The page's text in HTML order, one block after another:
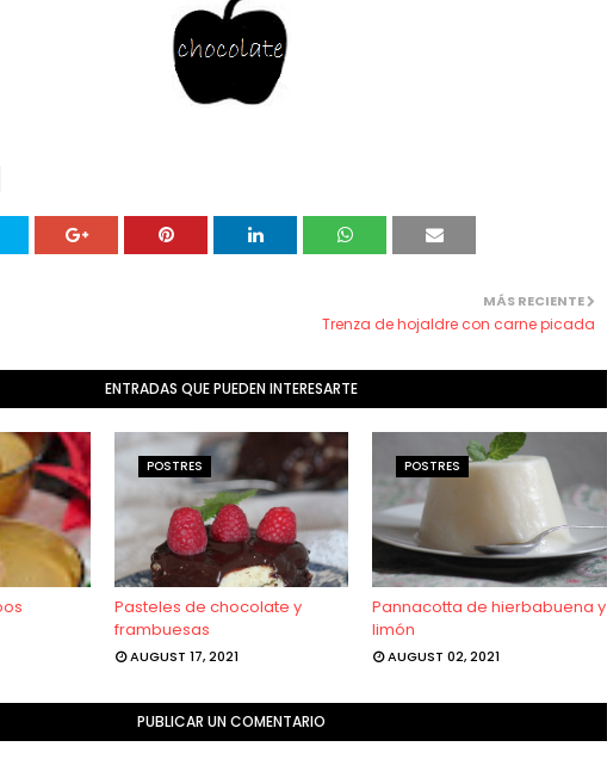
MÁS RECIENTE
Trenza de hojaldre con carne picada
ENTRADAS QUE PUEDEN INTERESARTE
POSTRES
Pasteles de chocolate y
frambuesas
AUGUST 17, 2021
POSTRES
Pannacotta de hierbabuena y
limón
AUGUST 02, 2021
PUBLICAR UN COMENTARIO